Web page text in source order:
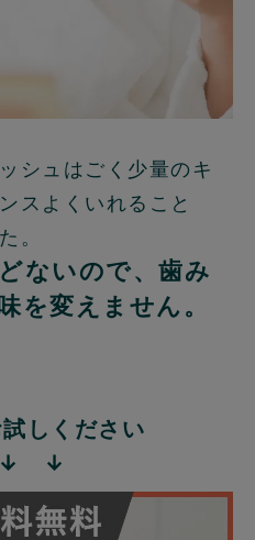
シュはごく少量のキ
スよくいれること
。
ないので、歯み
を変えません。
しください
↓